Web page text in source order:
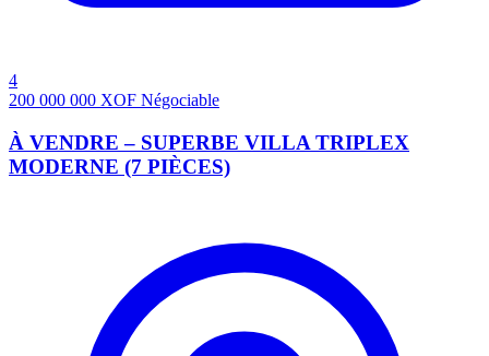
4
200 000 000 XOF Négociable
À VENDRE – SUPERBE VILLA TRIPLEX
MODERNE (7 PIÈCES)